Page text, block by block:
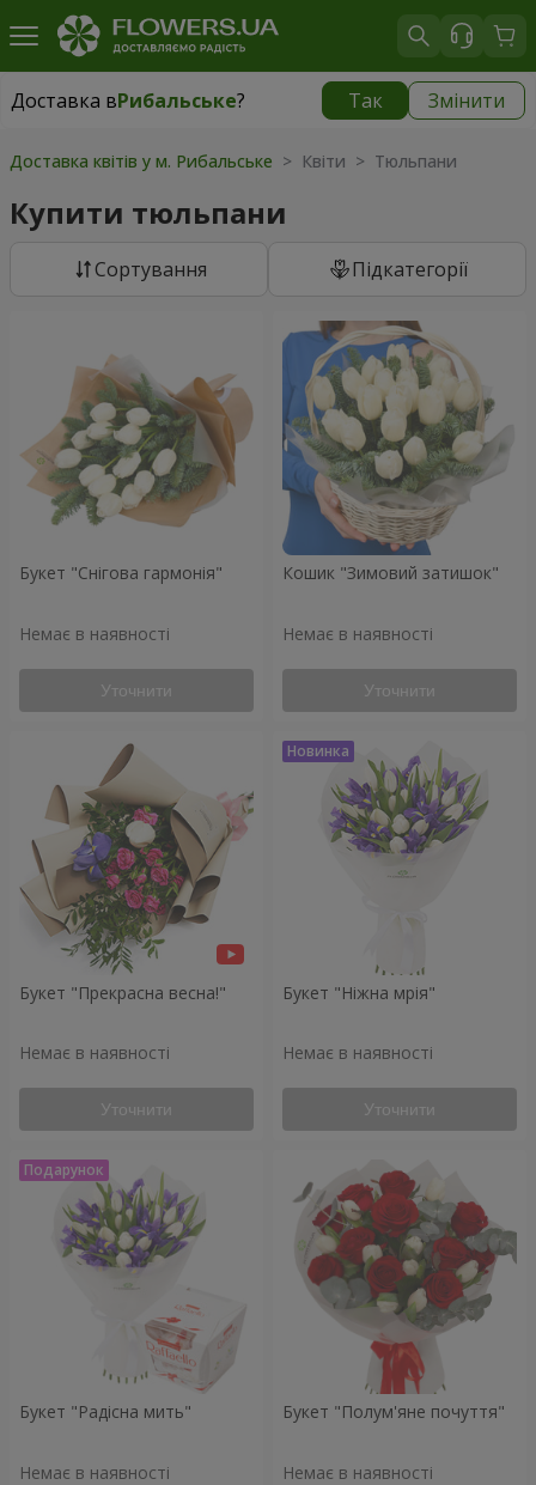
Доставка вРибальське? Так Змінити
Доставка вРибальське| безкоштовно
Доставка квітів у м. Рибальське > Квіти > Тюльпани
Купити тюльпани
Сортування Підкатегорії
Букет "Снігова гармонія"
Немає в наявності
Уточнити
Кошик "Зимовий затишок"
Немає в наявності
Уточнити
Букет "Прекрасна весна!"
Немає в наявності
Уточнити
Букет "Ніжна мрія"
Немає в наявності
Уточнити
Букет "Радісна мить"
Немає в наявності
Букет "Полум'яне почуття"
Немає в наявності